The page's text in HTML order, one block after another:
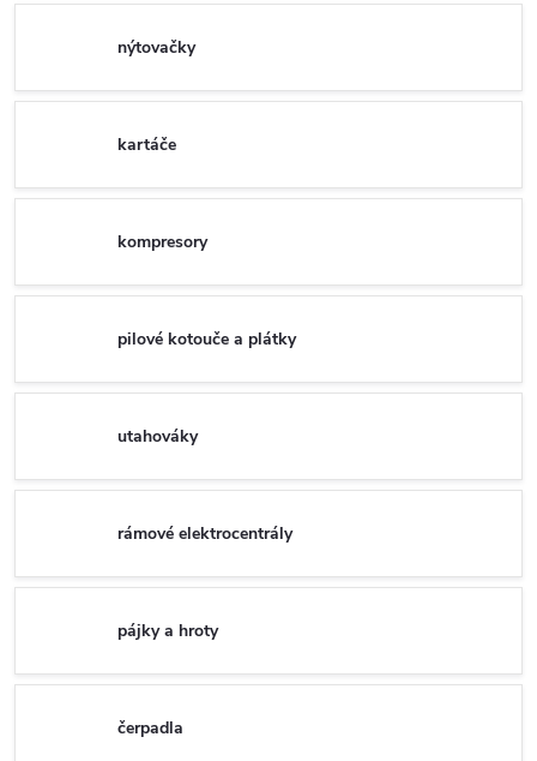
nýtovačky
kartáče
kompresory
pilové kotouče a plátky
utahováky
rámové elektrocentrály
pájky a hroty
čerpadla